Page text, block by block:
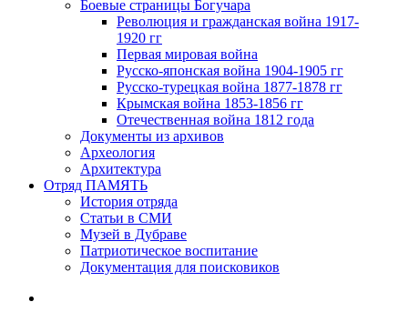
Боевые страницы Богучара
Революция и гражданская война 1917-
1920 гг
Первая мировая война
Русско-японская война 1904-1905 гг
Русско-турецкая война 1877-1878 гг
Крымская война 1853-1856 гг
Отечественная война 1812 года
Документы из архивов
Археология
Архитектура
Отряд ПАМЯТЬ
История отряда
Статьи в СМИ
Музей в Дубраве
Патриотическое воспитание
Документация для поисковиков